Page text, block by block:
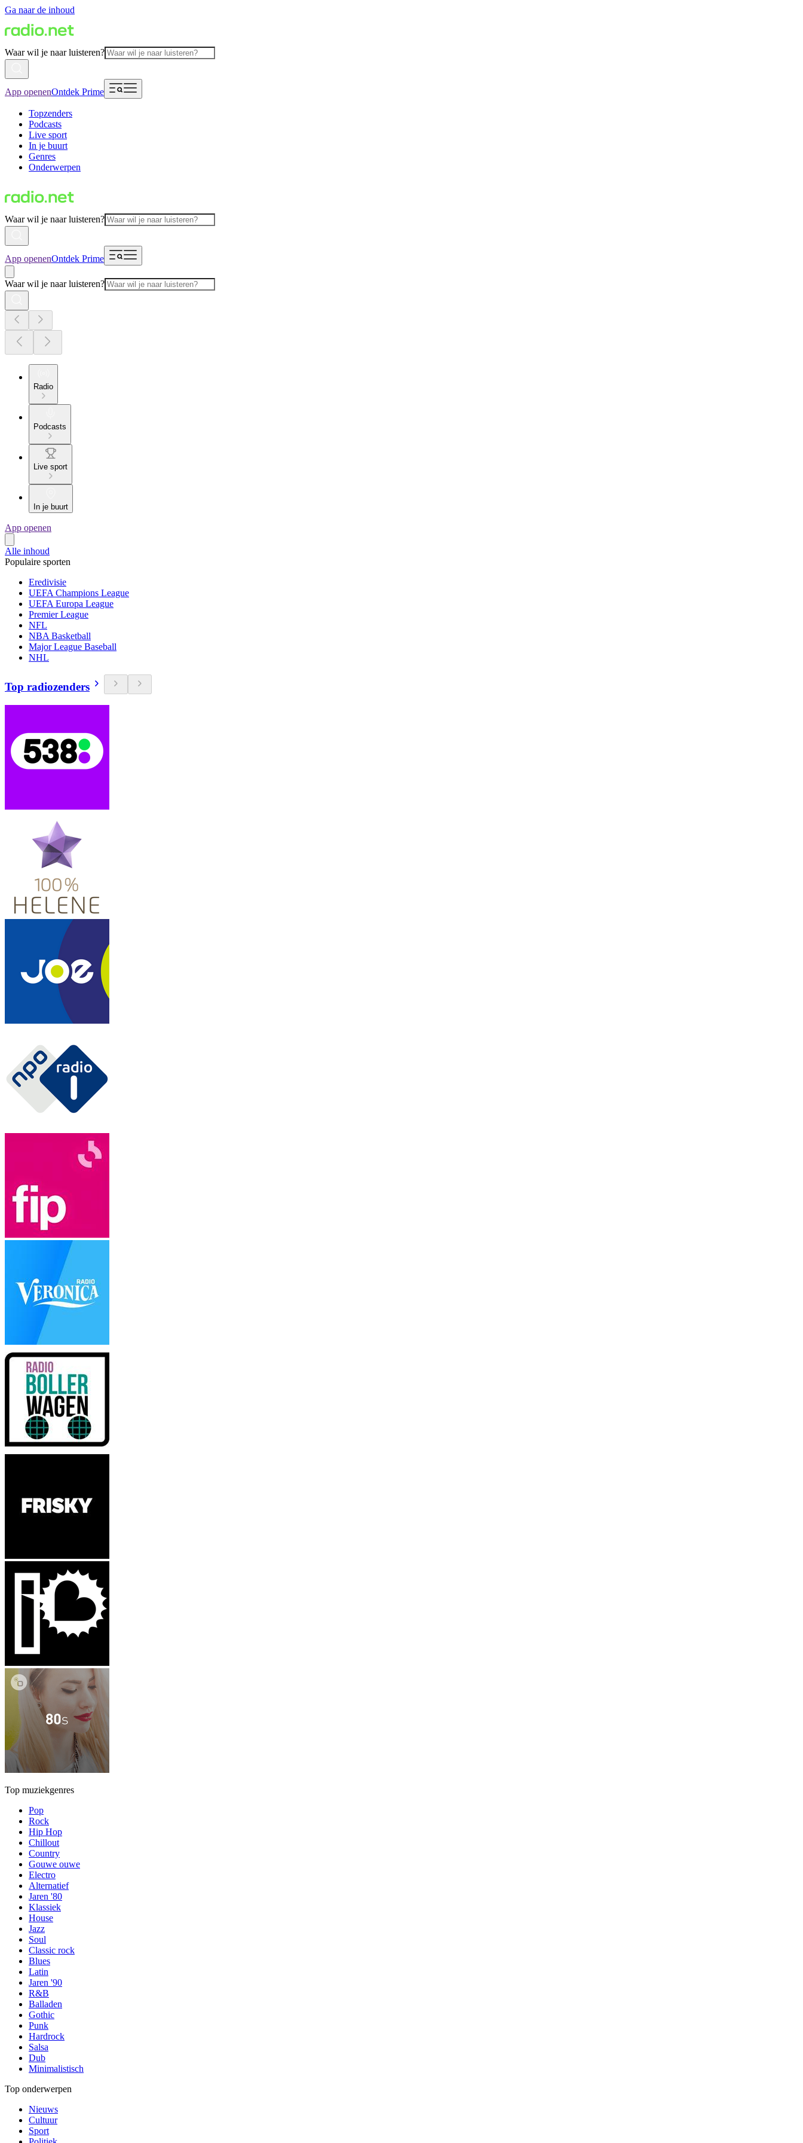
Ga naar de inhoud
Waar wil je naar luisteren?
App openenOntdek Prime
Topzenders
Podcasts
Live sport
In je buurt
Genres
Onderwerpen
Waar wil je naar luisteren?
App openenOntdek Prime
Waar wil je naar luisteren?
Radio
Podcasts
Live sport
In je buurt
App openen
Alle inhoud
Populaire sporten
Eredivisie
UEFA Champions League
UEFA Europa League
Premier League
NFL
NBA Basketball
Major League Baseball
NHL
Top radiozenders
Top muziekgenres
Pop
Rock
Hip Hop
Chillout
Country
Gouwe ouwe
Electro
Alternatief
Jaren '80
Klassiek
House
Jazz
Soul
Classic rock
Blues
Latin
Jaren '90
R&B
Balladen
Gothic
Punk
Hardrock
Salsa
Dub
Minimalistisch
Top onderwerpen
Nieuws
Cultuur
Sport